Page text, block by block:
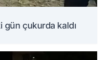
gün çukurda kaldı